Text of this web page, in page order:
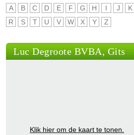
A
B C D E F G H I J K
R
S T U V W X Y Z
Luc Degroote BVBA, Gits
Klik hier om de kaart te tonen.